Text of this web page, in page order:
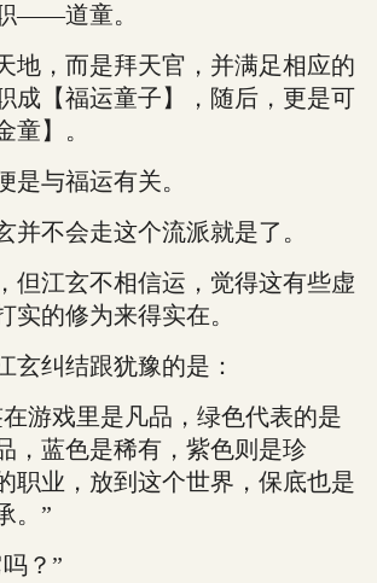
——道童。
，而是拜天官，并满足相应的
成【福运童子】，随后，更是可
童】。
与福运有关。
不会走这个流派就是了。
江玄不相信运，觉得这有些虚
实的修为来得实在。
纠结跟犹豫的是：
戏里是凡品，绿色代表的是
，蓝色是稀有，紫色则是珍
业，放到这个世界，保底也是
。”
？”